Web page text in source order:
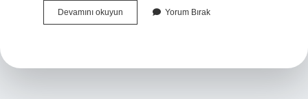
Devamını okuyun
Insan
Yorum Bırak